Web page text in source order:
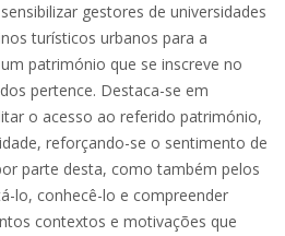
gestores de universidades
turísticos urbanos para a
património que se inscreve no
pertence. Destaca-se em
o acesso ao referido património,
reforçando-se o sentimento de
parte desta, como também pelos
lo, conhecê-lo e compreender
contextos e motivações que